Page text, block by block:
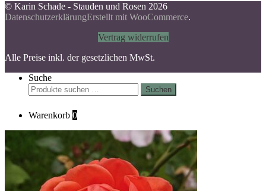
© Karin Schade - Stauden und Rosen 2026
DatenschutzerklärungErstellt mit WooCommerce.
Vertrag widerrufen
Alle Preise inkl. der gesetzlichen MwSt.
Suche
Suchen
nach:
Suchen
Warenkorb 0